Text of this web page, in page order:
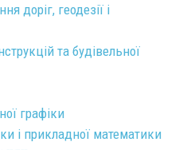
доріг, геодезії і
та будівельної
графіки
і прикладної математики